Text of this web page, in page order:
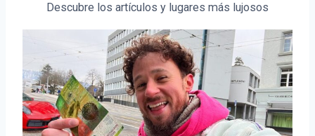
Descubre los artículos y lugares más lujosos